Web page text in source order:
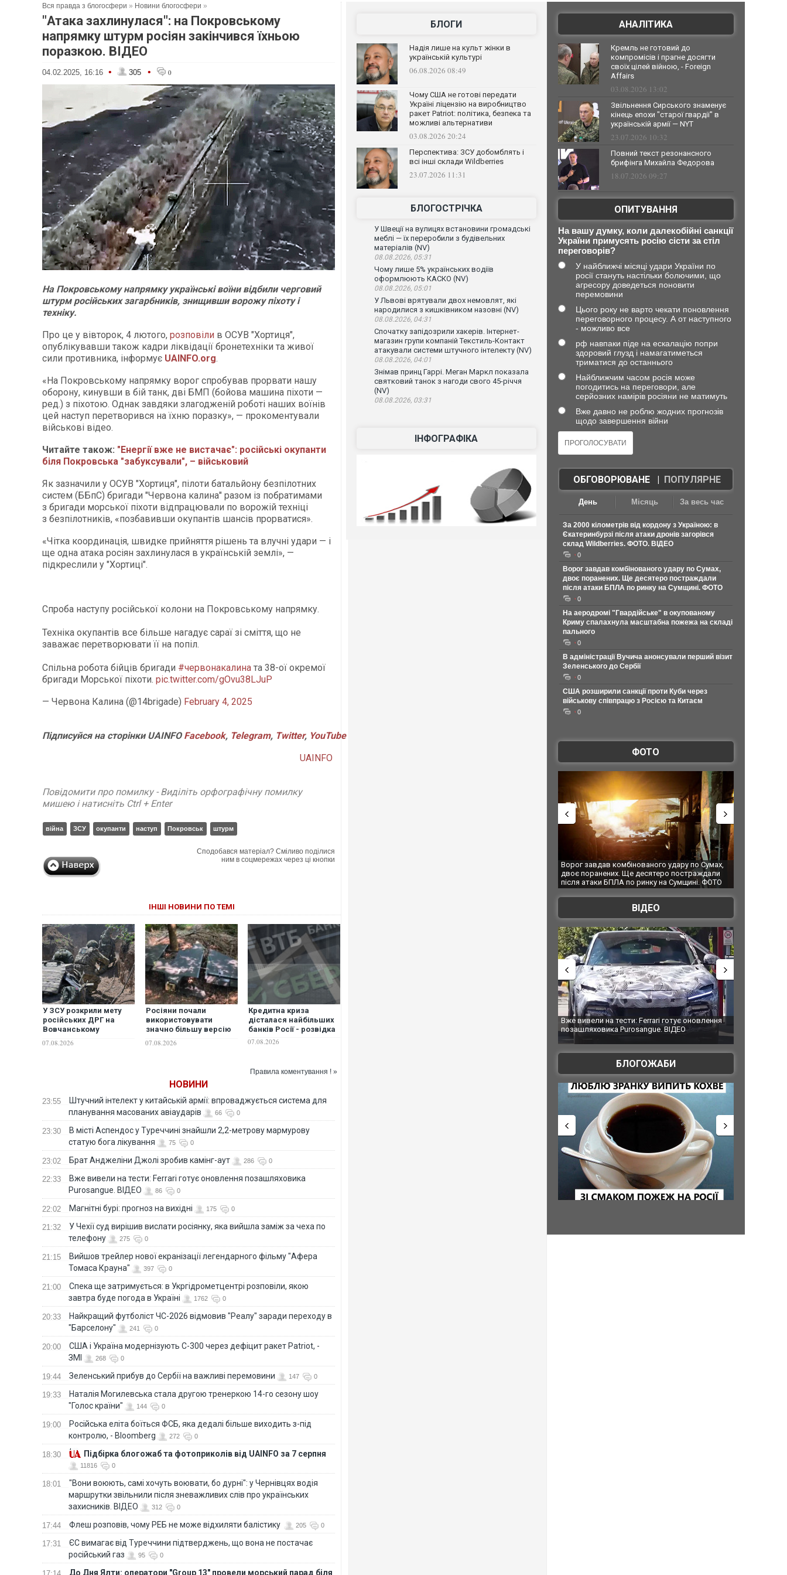
Вся правда з блогосфери » Новини блогосфери »
"Атака захлинулася": на Покровському
напрямку штурм росіян закінчився їхньою
поразкою. ВІДЕО
04.02.2025, 16:16 • 305 • 0
На Покровському напрямку українські воїни відбили черговий
штурм російських загарбників, знищивши ворожу піхоту і
техніку.
Про це у вівторок, 4 лютого, розповіли в ОСУВ "Хортиця",
опублікувавши також кадри ліквідації бронетехніки та живої
сили противника, інформує UAINFO.org.
«На Покровському напрямку ворог спробував прорвати нашу
оборону, кинувши в бій танк, дві БМП (бойова машина піхоти —
ред.) з піхотою. Однак завдяки злагодженій роботі наших воїнів
цей наступ перетворився на їхню поразку», — прокоментували
військові відео.
Читайте також: "Енергії вже не вистачає": російські окупанти
біля Покровська "забуксували", – військовий
Як зазначили у ОСУВ "Хортиця", пілоти батальйону безпілотних
систем (ББпС) бригади "Червона калина" разом із побратимами
з бригади морської піхоти відпрацювали по ворожій техніці
з безпілотників, «позбавивши окупантів шансів прорватися».
«Чітка координація, швидке прийняття рішень та влучні удари — і
ще одна атака росіян захлинулася в українській землі», —
підкреслили у "Хортиці".
Спроба наступу російської колони на Покровському напрямку.
Техніка окупантів все більше нагадує сараї зі сміття, що не
заважає перетворювати її на попіл.
Спільна робота бійців бригади #червонакалина та 38-ої окремої
бригади Морської піхоти. pic.twitter.com/gOvu38LJuP
— Червона Калина (@14brigade) February 4, 2025
ПідписуйсянасторінкиUAINFO Facebook, Telegram, Twitter, YouTube
UAINFO
Повідомити про помилку - Виділіть орфографічну помилку
мишею і натисніть Ctrl + Enter
війна ЗСУ окупанти наступ Покровськ штурм
Сподобався матеріал? Сміливо поділися
ним в соцмережах через ці кнопки
ІНШІ НОВИНИ ПО ТЕМІ
У ЗСУ розкрили мету
російських ДРГ на
Вовчанському
07.08.2026
Росіяни почали
використовувати
значно більшу версію
"Флеш"
07.08.2026
Кредитна криза
дісталася найбільших
банків Росії - розвідка
07.08.2026
Правила коментування ! »
НОВИНИ
23:55
Штучний інтелект у китайській армії: впроваджується система для
планування масованих авіаударів
66 0
23:30
В місті Аспендос у Туреччині знайшли 2,2-метрову мармурову
статую бога лікування
75 0
23:02 Брат Анджеліни Джолі зробив камінг-аут 286 0
22:33
Вже вивели на тести: Ferrari готує оновлення позашляховика
Purosangue. ВІДЕО
86 0
22:02 Магнітні бурі: прогноз на вихідні 175 0
21:32
У Чехії суд вирішив вислати росіянку, яка вийшла заміж за чеха по
телефону
275 0
21:15
Вийшов трейлер нової екранізації легендарного фільму "Афера
Томаса Крауна"
397 0
21:00
Спека ще затримується: в Укргідрометцентрі розповіли, якою
завтра буде погода в Україні
1762 0
20:33
Найкращий футболіст ЧС-2026 відмовив "Реалу" заради переходу в
"Барселону"
241 0
20:00
США і Україна модернізують С-300 через дефіцит ракет Patriot, -
ЗМІ
268 0
19:44 Зеленський прибув до Сербії на важливі перемовини 147 0
19:33
Наталія Могилевська стала другою тренеркою 14-го сезону шоу
"Голос країни"
144 0
19:00
Російська еліта боїться ФСБ, яка дедалі більше виходить з-під
контролю, - Bloomberg
272 0
18:30 Підбірка блогожаб та фотоприколів від UAINFO за 7 серпня
11816 0
18:01
"Вони воюють, самі хочуть воювати, бо дурні": у Чернівцях водія
маршрутки звільнили після зневажливих слів про українських
захисників. ВІДЕО
312 0
17:44 Флеш розповів, чому РЕБ не може відхиляти балістику 205 0
17:31
ЄС вимагає від Туреччини підтверджень, що вона не постачає
російський газ
95 0
До Дня Ялти: оператори "Group 13" провели морський парад біля
БЛОГИ
Надія лише на культ жінки в
українській культурі
06.08.2026 08:49
Чому США не готові передати
Україні ліцензію на виробництво
ракет Patriot: політика, безпека та
можливі альтернативи
03.08.2026 20:24
Перспектива: ЗСУ добомблять і
всі інші склади Wildberries
23.07.2026 11:31
БЛОГОСТРІЧКА
У Швеції на вулицях встановини громадські
меблі — їх переробили з будівельних
матеріалів (NV)
08.08.2026, 05:31
Чому лише 5% українських водіїв
оформлюють КАСКО (NV)
08.08.2026, 05:01
У Львові врятували двох немовлят, які
народилися з кишківником назовні (NV)
08.08.2026, 04:31
Спочатку запідозрили хакерів. Інтернет-
магазин групи компаній Текстиль-Контакт
атакували системи штучного інтелекту (NV)
08.08.2026, 04:01
Знімав принц Гаррі. Меган Маркл показала
святковий танок з нагоди свого 45-річчя
(NV)
08.08.2026, 03:31
ІНФОГРАФІКА
АНАЛІТИКА
Кремль не готовий до
компромісів і прагне досягти
своїх цілей війною, - Foreign
Affairs
03.08.2026 13:02
Звільнення Сирського знаменує
кінець епохи "старої гвардії" в
українській армії — NYT
23.07.2026 10:32
Повний текст резонансного
брифінга Михайла Федорова
18.07.2026 09:27
ОПИТУВАННЯ
На вашу думку, коли далекобійні санкції
України примусять росію сісти за стіл
переговорів?
У найближчі місяці удари України по
росії стануть настільки болючими, що
агресору доведеться поновити
перемовини
Цього року не варто чекати поновлення
переговорного процесу. А от наступного
- можливо все
рф навпаки піде на ескалацію попри
здоровий глузд і намагатиметься
триматися до останнього
Найближчим часом росія може
погодитись на переговори, але
серйозних намірів росіяни не матимуть
Вже давно не роблю жодних прогнозів
щодо завершення війни
ОБГОВОРЮВАНЕ| ПОПУЛЯРНЕ
День Місяць За весь час
За 2000 кілометрів від кордону з Україною: в
Єкатеринбурзі після атаки дронів загорівся
склад Wildberries. ФОТО. ВІДЕО
0
Ворог завдав комбінованого удару по Сумах,
двоє поранених. Ще десятеро постраждали
після атаки БПЛА по ринку на Сумщині. ФОТО
0
На аеродромі "Гвардійське" в окупованому
Криму спалахнула масштабна пожежа на складі
пального
0
В адміністрації Вучича анонсували перший візит
Зеленського до Сербії
0
США розширили санкції проти Куби через
військову співпрацю з Росією та Китаєм
0
ФОТО
Ворог завдав комбінованого удару по Сумах,
двоє поранених. Ще десятеро постраждали
після атаки БПЛА по ринку на Сумщині. ФОТО
За 2000 кілометрів від кордону з
Єкатеринбурзі після атаки дронів
склад Wildberries. ФОТО. ВІДЕО
ВІДЕО
Вже вивели на тести: Ferrari готує оновлення
позашляховика Purosangue. ВІДЕО
Вийшов трейлер нової екранізації
фільму "Афера Томаса Крауна"
БЛОГОЖАБИ